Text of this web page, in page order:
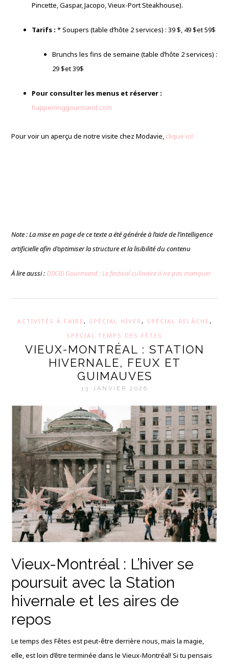
Pincette,Gaspar,Jacopo,Vieux-Port Steakhouse).
Tarifs : * Soupers (table d’hôte 2 services) : 39 $, 49$et 59$
Brunchs les fins de semaine (table d’hôte 2 services) :
29$et 39$
Pour consulter les menus et réserver :
happeninggourmand.com
Pour voir un aperçu de notre visite chez Modavie, clique ici!
Note : La mise en page de ce texte a été générée à l’aide de l’intelligence
artificielle afin d’optimiser la structure et la lisibilité du contenu
À lire aussi :DIX30 Gourmand : Le festival culinaire à ne pas manquer
ACTIVITÉS À FAIRE, SPÉCIAL HIVER , SPÉCIAL RELÂCHE,
SPÉCIAL TEMPS DES FÊTES
VIEUX-MONTRÉAL : STATION
HIVERNALE, FEUX ET
GUIMAUVES
13 JANVIER 2026
Vieux-Montréal : L’hiver se
poursuit avec la Station
hivernale et les aires de
repos
Le temps des Fêtes est peut-être derrière nous, mais la magie,
elle, est loin d’être terminée dans le Vieux-Montréal! Si tu pensais